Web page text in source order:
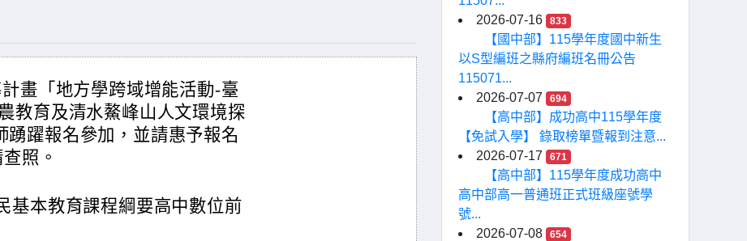
畫「地方學跨域增能活動-臺
教育及清水鰲峰山人文環境探
躍報名參加，並請惠予報名
照。
基本教育課程綱要高中數位前
2026-07-16
833
【國中部】115學年度國中新生
以S型編班之縣府編班名冊公告
115071...
2026-07-07
694
【高中部】成功高中115學年度
【免試入學】 錄取榜單暨報到注意...
2026-07-17
671
【高中部】115學年度成功高中
高中部高一普通班正式班級座號學
號...
2026-07-08
654